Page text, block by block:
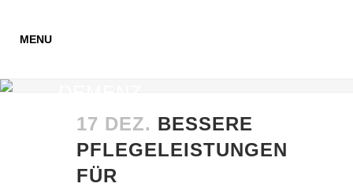
17 DEZ. BESSERE
PFLEGELEISTUNGEN
FÜR